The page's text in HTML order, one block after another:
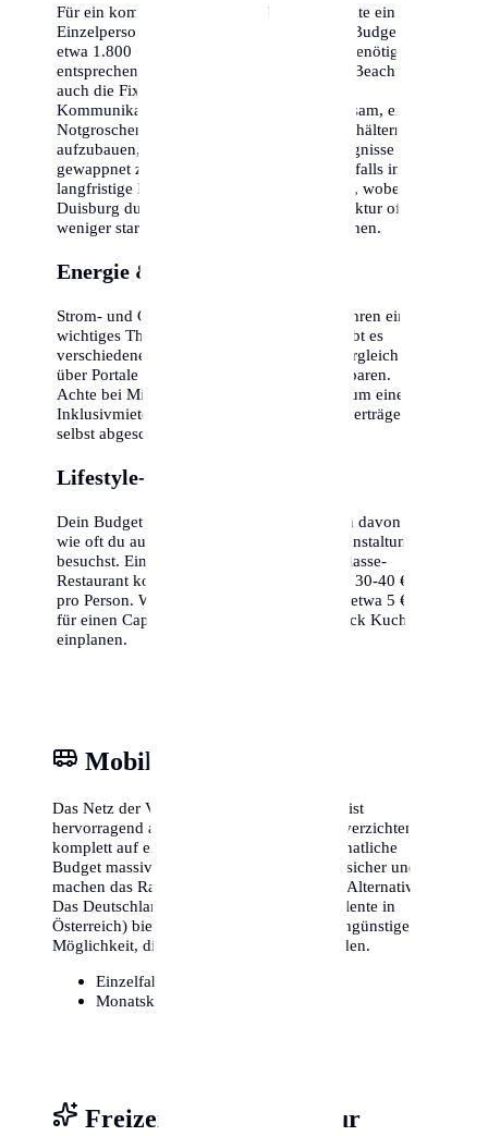
Für ein komfortables Leben in Duisburg sollte eine
Einzelperson mit einem monatlichen Netto-Budget von
etwa 1.800 € bis 2.500 € planen. Familien benötigen
entsprechend mehr (ca. 3.500 € - 5.000 €). Beachte
auch die Fixkosten für Versicherungen und
Kommunikation (Internet/Handy). Es ist ratsam, einen
Notgroschen von mindestens drei Monatsgehältern
aufzubauen, um für unvorhergesehene Ereignisse
gewappnet zu sein. Die Inflation sollte ebenfalls in die
langfristige Kalkulation einbezogen werden, wobei
Duisburg durch seine stabile Wirtschaftsstruktur oft
weniger stark betroffen ist als andere Regionen.
Energie & Nebenkosten
Strom- und Gaspreise sind in den letzten Jahren ein
wichtiges Thema geworden. In Duisburg gibt es
verschiedene Anbieter, ein regelmäßiger Vergleich
über Portale kann hunderte Euro pro Jahr sparen.
Achte bei Mietverträgen darauf, ob es sich um eine
Inklusivmiete handelt oder ob alle Energieverträge
selbst abgeschlossen werden müssen.
Lifestyle-Optionen
Dein Budget in Duisburg hängt maßgeblich davon ab,
wie oft du auswärts isst oder kulturelle Veranstaltungen
besuchst. Ein Abendessen in einem Mittelklasse-
Restaurant kostet inklusive Getränken etwa 30-40 €
pro Person. Wer gerne in Cafés geht, sollte etwa 5 €
für einen Cappuccino und 6-8 € für ein Stück Kuchen
einplanen.
Mobilität & ÖPNV
Das Netz der Verkehrsbetriebe in Duisburg ist
hervorragend ausgebaut. Viele Einwohner verzichten
komplett auf ein eigenes Auto, was das monatliche
Budget massiv entlastet. Fahrradwege sind sicher und
machen das Radfahren zu einer attraktiven Alternative.
Das Deutschlandticket (oder lokale Äquivalente in
Österreich) bietet zudem eine extrem kostengünstige
Möglichkeit, die gesamte Region zu erkunden.
Einzelfahrschein:
Monatskarte / Abo:
Freizeit, Sport & Kultur